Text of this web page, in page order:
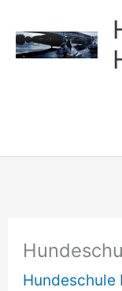
Inhalt
springen
Hundeschule